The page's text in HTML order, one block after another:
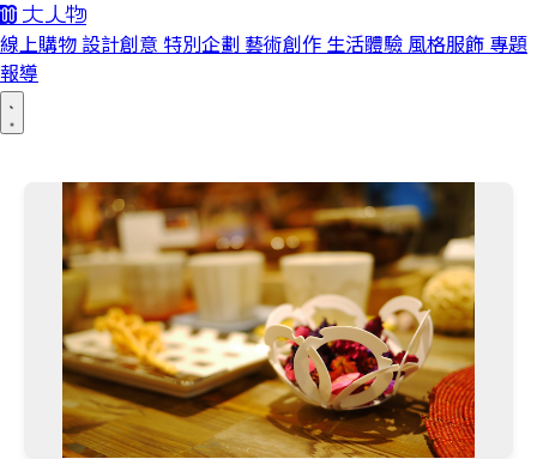
線上購物 設計創意 特別企劃 藝術創作 生活體驗 風格服飾 專題
報導